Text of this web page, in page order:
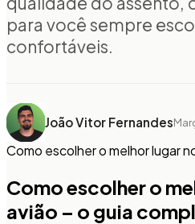
para você sempre
confortáveis.
João Vitor Fernandes
Como escolher o melhor lugar
Como escolher o
avião – o guia